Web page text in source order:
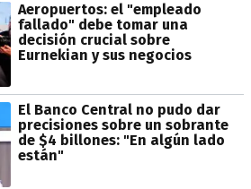
Aeropuertos: el "empleado
fallado" debe tomar una
decisión crucial sobre
Eurnekian y sus negocios
El Banco Central no pudo dar
precisiones sobre un sobrante
de $4 billones: "En algún lado
están"